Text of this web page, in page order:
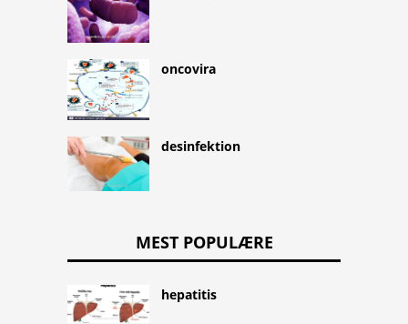
oncovira
desinfektion
MEST POPULÆRE
hepatitis